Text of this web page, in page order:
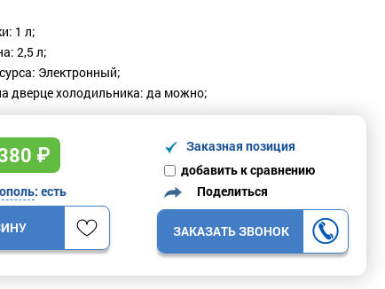
1 л;
2,5 л;
Электронный;
дверце холодильника: да можно;
₽
Заказная позиция
добавить к сравнению
: есть Поделиться
ЗАКАЗАТЬ ЗВОНОК